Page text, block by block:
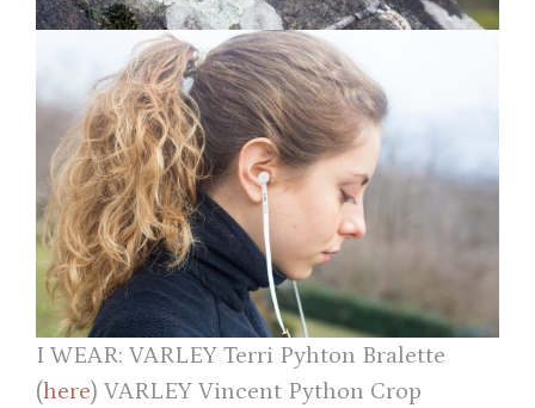
I WEAR: VARLEY Terri Pyhton Bralette
(here) VARLEY Vincent Python Crop